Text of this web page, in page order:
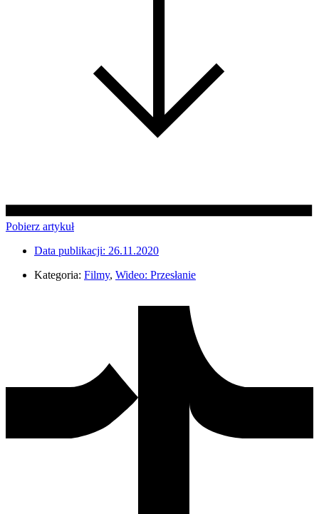
Pobierz artykuł
Data publikacji: 26.11.2020
Kategoria: Filmy, Wideo: Przesłanie